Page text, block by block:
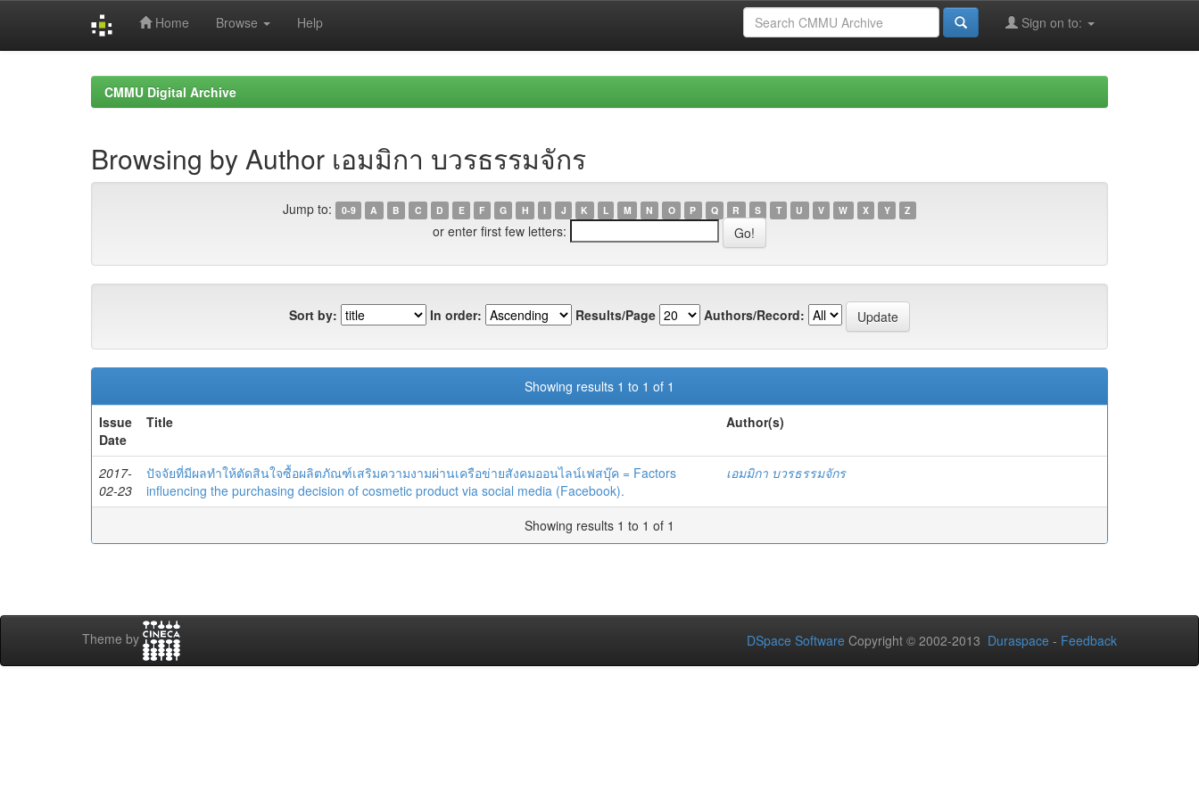
Home Browse Help Sign on to:
CMMU Digital Archive
Browsing by Author เอมมิกา บวรธรรมจักร
Jump to: 0-9 A B C D E F G H I J K L M N O P Q R S T U V W X Y Z
or enter first few letters:
Sort by: In order: Results/Page Authors/Record:
Showing results 1 to 1 of 1
Issue
Date
Title Author(s)
2017-
02-23
ปัจจัยที่มีผลทำให้ตัดสินใจซื้อผลิตภัณฑ์เสริมความงามผ่านเครือข่ายสังคมออนไลน์เฟสบุ๊ค = Factors
influencing the purchasing decision of cosmetic product via social media (Facebook).
เอมมิกา บวรธรรมจักร
Showing results 1 to 1 of 1
Theme by DSpace Software Copyright © 2002-2013 Duraspace - Feedback